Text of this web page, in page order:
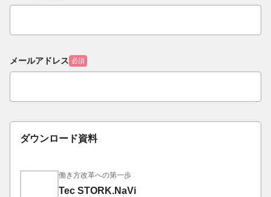
メールアドレス 必須
ダウンロード資料
働き方改革への第一歩
Tec STORK.NaVi